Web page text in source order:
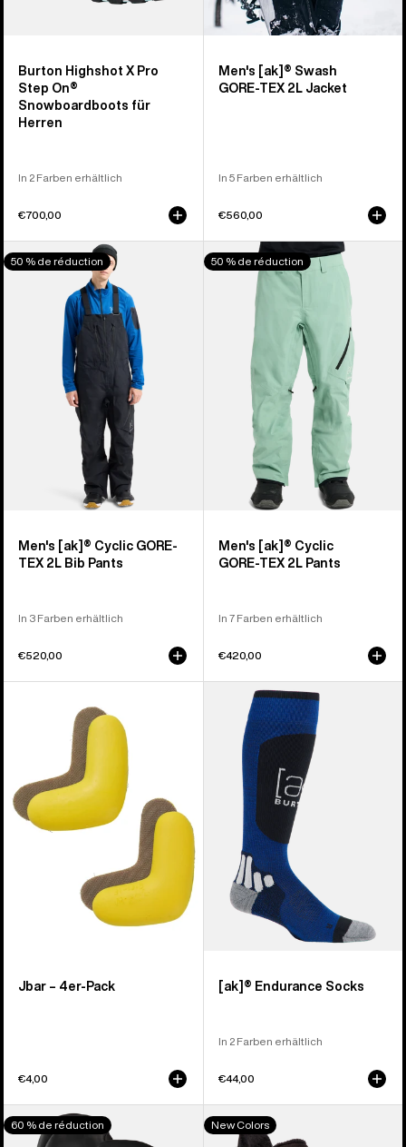
Burton Highshot X Pro
Step On®
Snowboardboots für
Herren
In 2 Farben erhältlich
€700,00
Men's [ak]® Swash
GORE‑TEX 2L Jacket
In 5 Farben erhältlich
€560,00
Burton
[ak]®
Latzhose
50 % de réduction
Men's [ak]® Cyclic GORE-
TEX 2L Bib Pants
In 3 Farben erhältlich
€520,00
Burton
[ak]®
GORE‑TEX
50 % de réduction
Men's [ak]® Cyclic
GORE‑TEX 2L Pants
In 7 Farben erhältlich
€420,00
Pack)
Jbar – 4er-Pack
€4,00
Endurance
Socken
[ak]® Endurance Socks
In 2 Farben erhältlich
€44,00
Burton
[ak]®
60 % de réduction
Burton
Ruler
New Colors